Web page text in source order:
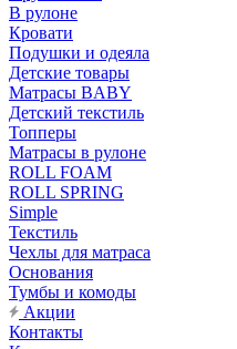
В рулоне
Кровати
Подушки и одеяла
Детские товары
Матрасы BABY
Детский текстиль
Топперы
Матрасы в рулоне
ROLL FOAM
ROLL SPRING
Simple
Текстиль
Чехлы для матраса
Основания
Тумбы и комоды
Акции
Контакты